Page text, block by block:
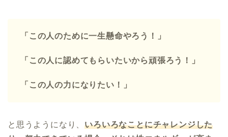
「この人のために一生懸命やろう！」
「この人に認めてもらいたいから頑張ろう！」
「この人の力になりたい！」
と思うようになり、いろいろなことにチャレンジした